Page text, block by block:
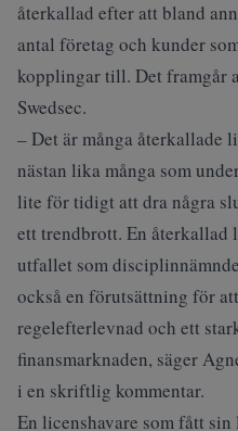
återkallad efter att bland
antal företag och kunder
kopplingar till. Det framgår
Swedsec.
– Det är många återkallade
nästan lika många som
lite för tidigt att dra några
ett trendbrott. En återkallad
utfallet som
också en förutsättning för
regelefterlevnad och ett
finansmarknaden, säger
i en skriftlig kommentar.
En licenshavare som fått